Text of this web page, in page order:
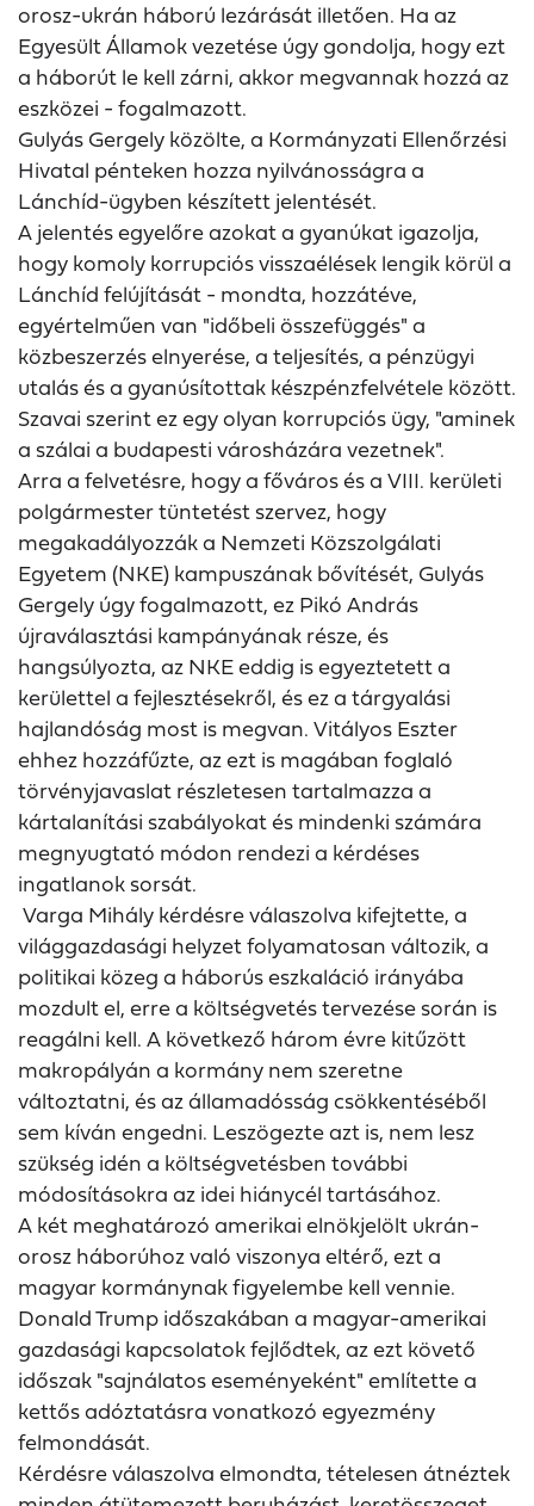
orosz-ukrán háború lezárását illetően. Ha az
Egyesült Államok vezetése úgy gondolja, hogy ezt
a háborút le kell zárni, akkor megvannak hozzá az
eszközei - fogalmazott.
Gulyás Gergely közölte, a Kormányzati Ellenőrzési
Hivatal pénteken hozza nyilvánosságra a
Lánchíd-ügyben készített jelentését.
A jelentés egyelőre azokat a gyanúkat igazolja,
hogy komoly korrupciós visszaélések lengik körül a
Lánchíd felújítását - mondta, hozzátéve,
egyértelműen van "időbeli összefüggés" a
közbeszerzés elnyerése, a teljesítés, a pénzügyi
utalás és a gyanúsítottak készpénzfelvétele között.
Szavai szerint ez egy olyan korrupciós ügy, "aminek
a szálai a budapesti városházára vezetnek".
Arra a felvetésre, hogy a főváros és a VIII. kerületi
polgármester tüntetést szervez, hogy
megakadályozzák a Nemzeti Közszolgálati
Egyetem (NKE) kampuszának bővítését, Gulyás
Gergely úgy fogalmazott, ez Pikó András
újraválasztási kampányának része, és
hangsúlyozta, az NKE eddig is egyeztetett a
kerülettel a fejlesztésekről, és ez a tárgyalási
hajlandóság most is megvan. Vitályos Eszter
ehhez hozzáfűzte, az ezt is magában foglaló
törvényjavaslat részletesen tartalmazza a
kártalanítási szabályokat és mindenki számára
megnyugtató módon rendezi a kérdéses
ingatlanok sorsát.
Varga Mihály kérdésre válaszolva kifejtette, a
világgazdasági helyzet folyamatosan változik, a
politikai közeg a háborús eszkaláció irányába
mozdult el, erre a költségvetés tervezése során is
reagálni kell. A következő három évre kitűzött
makropályán a kormány nem szeretne
változtatni, és az államadósság csökkentéséből
sem kíván engedni. Leszögezte azt is, nem lesz
szükség idén a költségvetésben további
módosításokra az idei hiánycél tartásához.
A két meghatározó amerikai elnökjelölt ukrán-
orosz háborúhoz való viszonya eltérő, ezt a
magyar kormánynak figyelembe kell vennie.
Donald Trump időszakában a magyar-amerikai
gazdasági kapcsolatok fejlődtek, az ezt követő
időszak "sajnálatos eseményeként" említette a
kettős adóztatásra vonatkozó egyezmény
felmondását.
Kérdésre válaszolva elmondta, tételesen átnéztek